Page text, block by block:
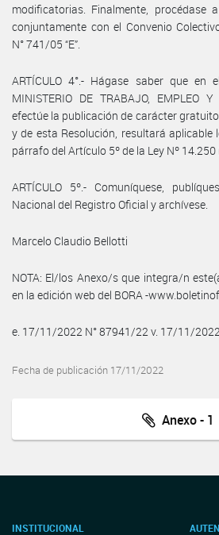
modificatorias. Finalmente, procédase
conjuntamente con el Convenio
N° 741/05 “E”.
ARTÍCULO 4°.- Hágase saber que
MINISTERIO DE TRABAJO, EMPLEO
efectúe la publicación de carácter
y de esta Resolución, resultará aplicable
párrafo del Artículo 5º de la Ley Nº 14.250
ARTÍCULO 5º.- Comuníquese,
Nacional del Registro Oficial y archívese.
Marcelo Claudio Bellotti
NOTA: El/los Anexo/s que integra/n
en la edición web del BORA -
e. 17/11/2022 N° 87941/22 v. 17/11/2022
Fecha de publicación 17/11/2022
Anexo - 1
INSTITUCIONAL